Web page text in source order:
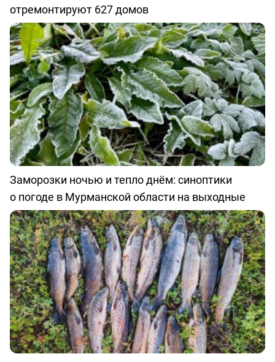
отремонтируют 627 домов
Заморозки ночью и тепло днём: синоптики
о погоде в Мурманской области на выходные